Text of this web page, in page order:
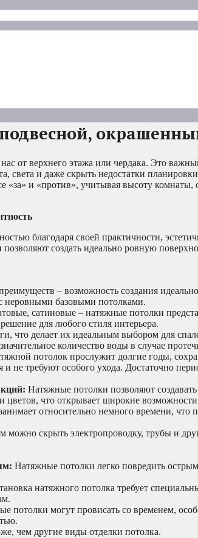
от верхнего этажа или чердака. Это
света и даже скрыть недостатки
«за» и «против», учитывая высоту
благодаря своей практичности,
создать идеально ровную
– возможность создания
неровными базовыми потолками.
сатиновые – натяжные потолки
для любого стиля интерьера.
что делает их идеальным выбором для
количество воды в случае
потолок прослужит долгие годы,
и не требуют особого ухода. Достаточно
Натяжные потолки позволяют
что открывает широкие
относительно немного времени, что
можно скрыть электропроводку, трубы и
Натяжные потолки легко повредить
натяжного потолка требует
потолки могут провисать со временем,
чем другие виды отделки потолка.